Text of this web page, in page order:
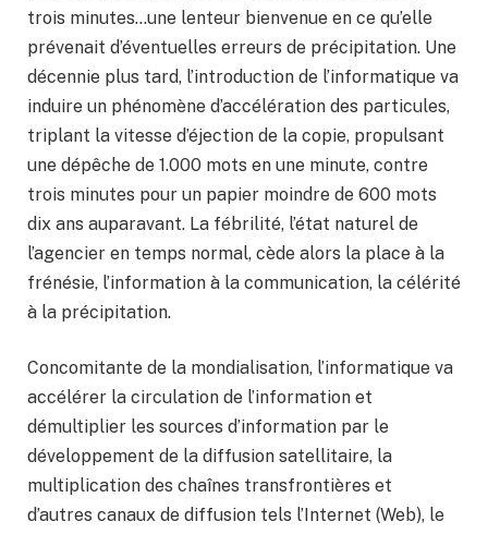
trois minutes…une lenteur bienvenue en ce qu’elle
prévenait d’éventuelles erreurs de précipitation. Une
décennie plus tard, l’introduction de l’informatique va
induire un phénomène d’accélération des particules,
triplant la vitesse d’éjection de la copie, propulsant
une dépêche de 1.000 mots en une minute, contre
trois minutes pour un papier moindre de 600 mots
dix ans auparavant. La fébrilité, l’état naturel de
l’agencier en temps normal, cède alors la place à la
frénésie, l’information à la communication, la célérité
à la précipitation.
Concomitante de la mondialisation, l’informatique va
accélérer la circulation de l’information et
démultiplier les sources d’information par le
développement de la diffusion satellitaire, la
multiplication des chaînes transfrontières et
d’autres canaux de diffusion tels l’Internet (Web), le